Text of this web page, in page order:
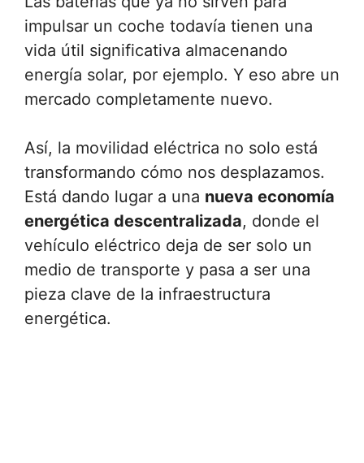
impulsar un coche todavía tienen una
vida útil significativa almacenando
energía solar, por ejemplo. Y eso abre un
mercado completamente nuevo.
Así, la movilidad eléctrica no solo está
transformando cómo nos desplazamos.
Está dando lugar a una nueva economía
energética descentralizada, donde el
vehículo eléctrico deja de ser solo un
medio de transporte y pasa a ser una
pieza clave de la infraestructura
energética.